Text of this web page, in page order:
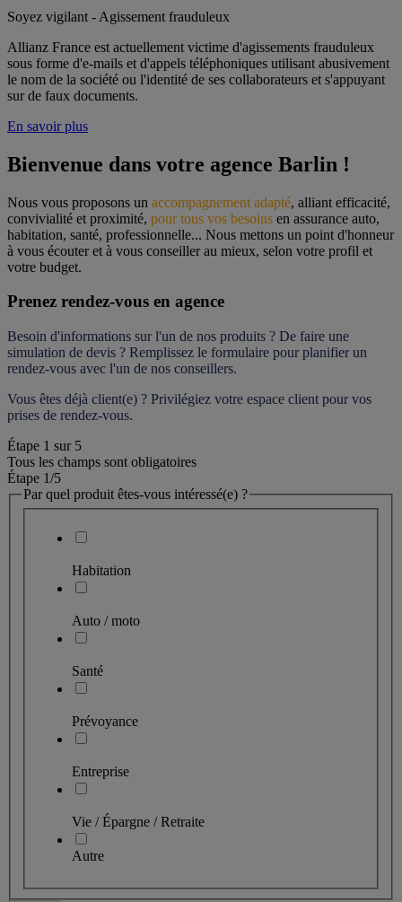
Soyez vigilant - Agissement frauduleux
Allianz France est actuellement victime d'agissements frauduleux
sous forme d'e-mails et d'appels téléphoniques utilisant abusivement
le nom de la société ou l'identité de ses collaborateurs et s'appuyant
sur de faux documents.
En savoir plus
Bienvenue dans votre agence Barlin !
Nous vous proposons un accompagnement adapté, alliant efficacité,
convivialité et proximité, pour tous vos besoins en assurance auto,
habitation, santé, professionnelle... Nous mettons un point d'honneur
à vous écouter et à vous conseiller au mieux, selon votre profil et
votre budget.
Prenez rendez-vous en agence
Besoin d'informations sur l'un de nos produits ? De faire une
simulation de devis ? Remplissez le formulaire pour planifier un
rendez-vous avec l'un de nos conseillers.
Vous êtes déjà client(e) ? Privilégiez votre espace client pour vos
prises de rendez-vous.
Étape 1 sur 5
Tous les champs sont obligatoires
Étape 1/5
Par quel produit êtes-vous intéressé(e) ?
Habitation
Auto / moto
Santé
Prévoyance
Entreprise
Vie / Épargne / Retraite
Autre